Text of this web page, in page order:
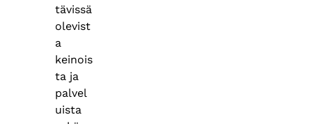
tävissä
olevist
a
keinois
ta ja
palvel
uista